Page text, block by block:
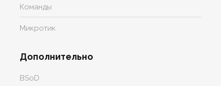
Команды
Микротик
Дополнительно
BSoD